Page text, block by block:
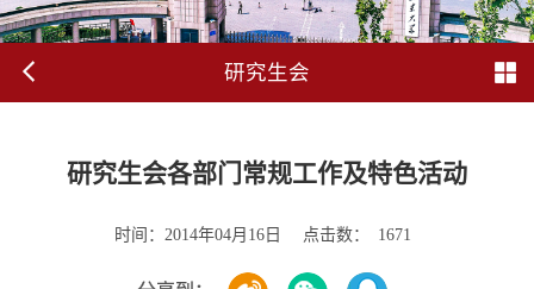
研究生会
研究生会各部门常规工作及特色活动
时间： 2014年04月16日 点击数： 1671